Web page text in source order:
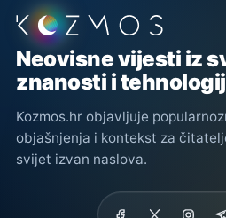
Podnožje stranice
Neovisne vijesti iz
znanosti i
Kozmos.hr objavljuje
objašnjenja i kontekst za
svijet izvan naslova.